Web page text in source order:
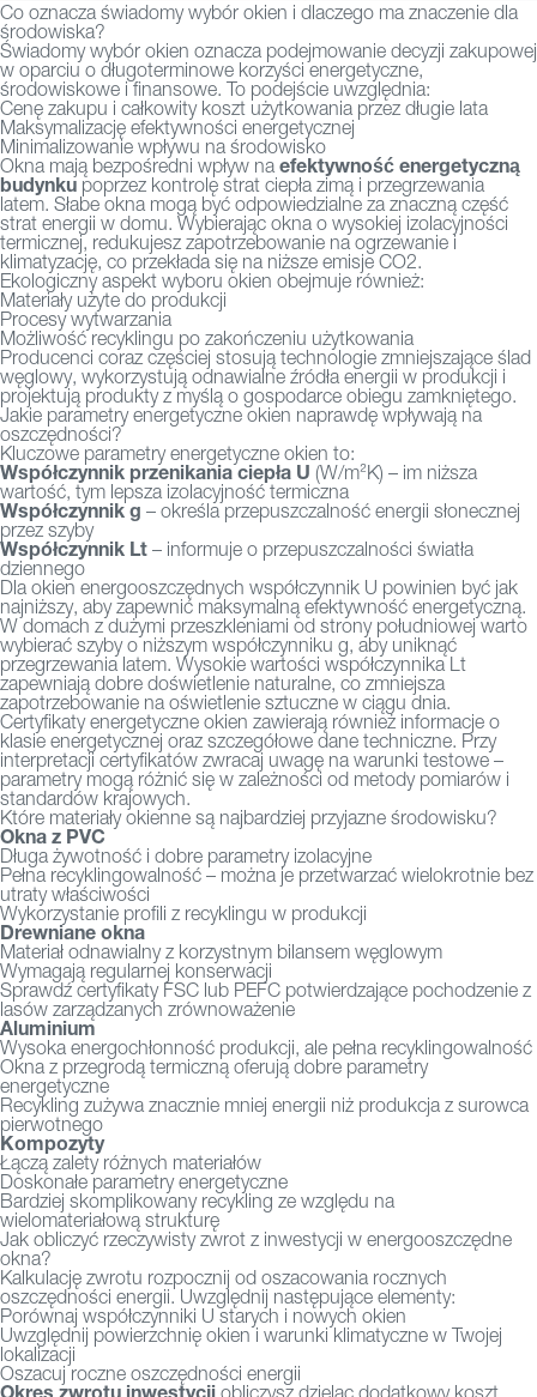
Co oznacza świadomy wybór okien i dlaczego ma znaczenie dla
środowiska?
Świadomy wybór okien oznacza podejmowanie decyzji zakupowej
w oparciu o długoterminowe korzyści energetyczne,
środowiskowe i finansowe. To podejście uwzględnia:
Cenę zakupu i całkowity koszt użytkowania przez długie lata
Maksymalizację efektywności energetycznej
Minimalizowanie wpływu na środowisko
Okna mają bezpośredni wpływ na efektywność energetyczną
budynku poprzez kontrolę strat ciepła zimą i przegrzewania
latem. Słabe okna mogą być odpowiedzialne za znaczną część
strat energii w domu. Wybierając okna o wysokiej izolacyjności
termicznej, redukujesz zapotrzebowanie na ogrzewanie i
klimatyzację, co przekłada się na niższe emisje CO2.
Ekologiczny aspekt wyboru okien obejmuje również:
Materiały użyte do produkcji
Procesy wytwarzania
Możliwość recyklingu po zakończeniu użytkowania
Producenci coraz częściej stosują technologie zmniejszające ślad
węglowy, wykorzystują odnawialne źródła energii w produkcji i
projektują produkty z myślą o gospodarce obiegu zamkniętego.
Jakie parametry energetyczne okien naprawdę wpływają na
oszczędności?
Kluczowe parametry energetyczne okien to:
Współczynnik przenikania ciepła U (W/m²K) – im niższa
wartość, tym lepsza izolacyjność termiczna
Współczynnik g – określa przepuszczalność energii słonecznej
przez szyby
Współczynnik Lt – informuje o przepuszczalności światła
dziennego
Dla okien energooszczędnych współczynnik U powinien być jak
najniższy, aby zapewnić maksymalną efektywność energetyczną.
W domach z dużymi przeszkleniami od strony południowej warto
wybierać szyby o niższym współczynniku g, aby uniknąć
przegrzewania latem. Wysokie wartości współczynnika Lt
zapewniają dobre doświetlenie naturalne, co zmniejsza
zapotrzebowanie na oświetlenie sztuczne w ciągu dnia.
Certyfikaty energetyczne okien zawierają również informacje o
klasie energetycznej oraz szczegółowe dane techniczne. Przy
interpretacji certyfikatów zwracaj uwagę na warunki testowe –
parametry mogą różnić się w zależności od metody pomiarów i
standardów krajowych.
Które materiały okienne są najbardziej przyjazne środowisku?
Okna z PVC
Długa żywotność i dobre parametry izolacyjne
Pełna recyklingowalność – można je przetwarzać wielokrotnie bez
utraty właściwości
Wykorzystanie profili z recyklingu w produkcji
Drewniane okna
Materiał odnawialny z korzystnym bilansem węglowym
Wymagają regularnej konserwacji
Sprawdź certyfikaty FSC lub PEFC potwierdzające pochodzenie z
lasów zarządzanych zrównoważenie
Aluminium
Wysoka energochłonność produkcji, ale pełna recyklingowalność
Okna z przegrodą termiczną oferują dobre parametry
energetyczne
Recykling zużywa znacznie mniej energii niż produkcja z surowca
pierwotnego
Kompozyty
Łączą zalety różnych materiałów
Doskonałe parametry energetyczne
Bardziej skomplikowany recykling ze względu na
wielomateriałową strukturę
Jak obliczyć rzeczywisty zwrot z inwestycji w energooszczędne
okna?
Kalkulację zwrotu rozpocznij od oszacowania rocznych
oszczędności energii. Uwzględnij następujące elementy:
Porównaj współczynniki U starych i nowych okien
Uwzględnij powierzchnię okien i warunki klimatyczne w Twojej
lokalizacji
Oszacuj roczne oszczędności energii
Okres zwrotu inwestycji obliczysz dzieląc dodatkowy koszt